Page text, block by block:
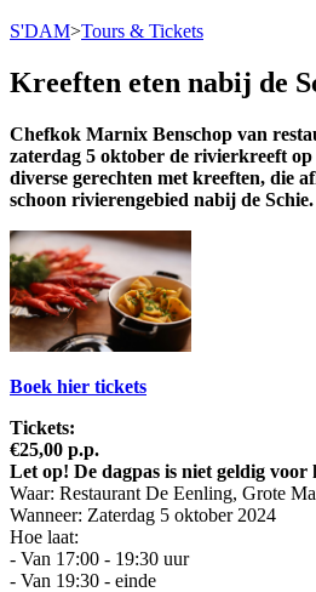
S'DAM>Tours & Tickets
Kreeften eten nabij de
Chefkok Marnix Benschop van
zaterdag 5 oktober de rivierkreeft
diverse gerechten met kreeften, die
schoon rivierengebied nabij de Schie.
Boek hier tickets
Tickets:
€25,00 p.p.
Let op! De dagpas is niet geldig
Waar: Restaurant De Eenling, Grote
Wanneer: Zaterdag 5 oktober 2024
Hoe laat:
- Van 17:00 - 19:30 uur
- Van 19:30 - einde